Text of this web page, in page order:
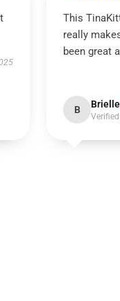
This
really
been great
B Brielle